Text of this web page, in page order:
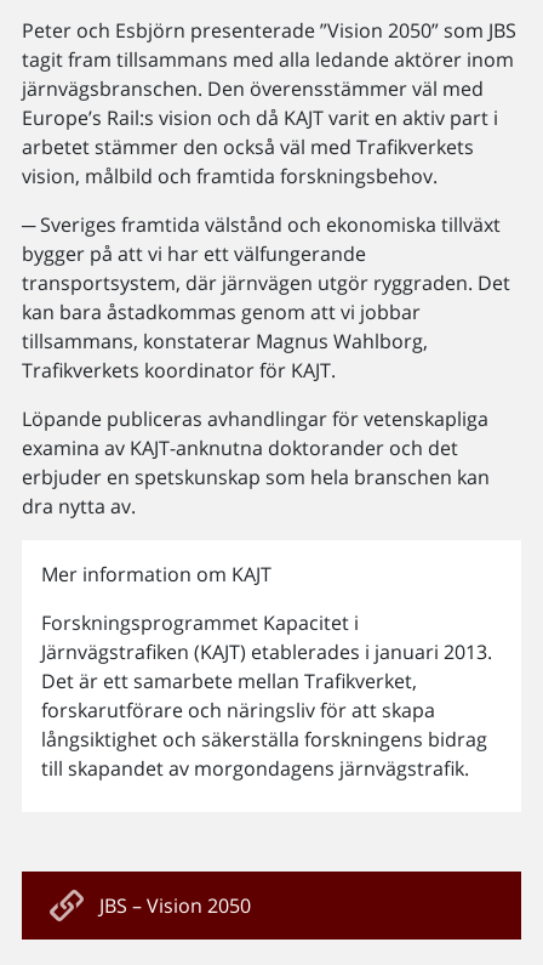
Peter och Esbjörn presenterade ”Vision 2050” som JBS
tagit fram tillsammans med alla ledande aktörer inom
järnvägsbranschen. Den överensstämmer väl med
Europe’s Rail:s vision och då KAJT varit en aktiv part i
arbetet stämmer den också väl med Trafikverkets
vision, målbild och framtida forskningsbehov.
─ Sveriges framtida välstånd och ekonomiska tillväxt
bygger på att vi har ett välfungerande
transportsystem, där järnvägen utgör ryggraden. Det
kan bara åstadkommas genom att vi jobbar
tillsammans, konstaterar Magnus Wahlborg,
Trafikverkets koordinator för KAJT.
Löpande publiceras avhandlingar för vetenskapliga
examina av KAJT-anknutna doktorander och det
erbjuder en spetskunskap som hela branschen kan
dra nytta av.
Mer information om KAJT
Forskningsprogrammet Kapacitet i
Järnvägstrafiken (KAJT) etablerades i januari 2013.
Det är ett samarbete mellan Trafikverket,
forskarutförare och näringsliv för att skapa
långsiktighet och säkerställa forskningens bidrag
till skapandet av morgondagens järnvägstrafik.
JBS – Vision 2050